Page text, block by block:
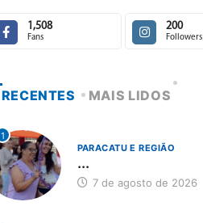
1,508
Fans
200
Followers
RECENTES MAIS LIDOS
1
PARACATU E REGIÃO
...
7 de agosto de 2026